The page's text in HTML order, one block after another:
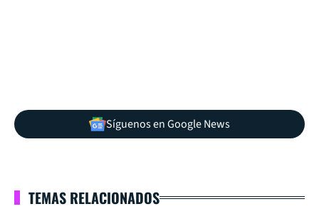
Síguenos en Google News
TEMAS RELACIONADOS